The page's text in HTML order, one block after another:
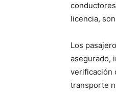
licencia,
Los
asegurado,
verificación
transporte